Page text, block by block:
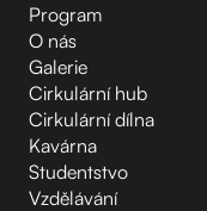
Program
O nás
Galerie
Cirkulární hub
Cirkulární dílna
Kavárna
Studentstvo
Vzdělávání